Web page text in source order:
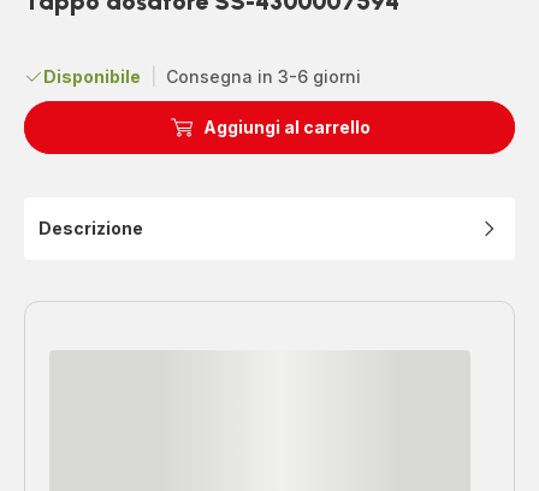
Disponibile Consegna in 3-6 giorni
Aggiungi al carrello
Descrizione